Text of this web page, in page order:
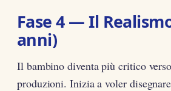
Fase 4 — Il
anni)
Il bambino diventa più critico
produzioni. Inizia a voler